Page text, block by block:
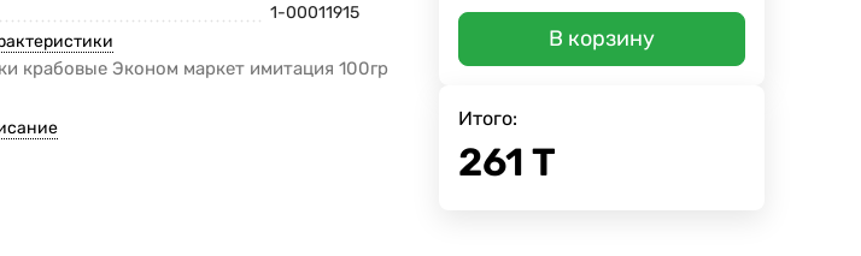
1-00011915
крабовые Эконом маркет имитация 100гр
В корзину
Итого:
261 Т